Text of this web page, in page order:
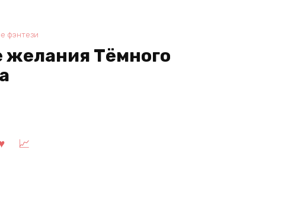
фэнтези
желания Тёмного